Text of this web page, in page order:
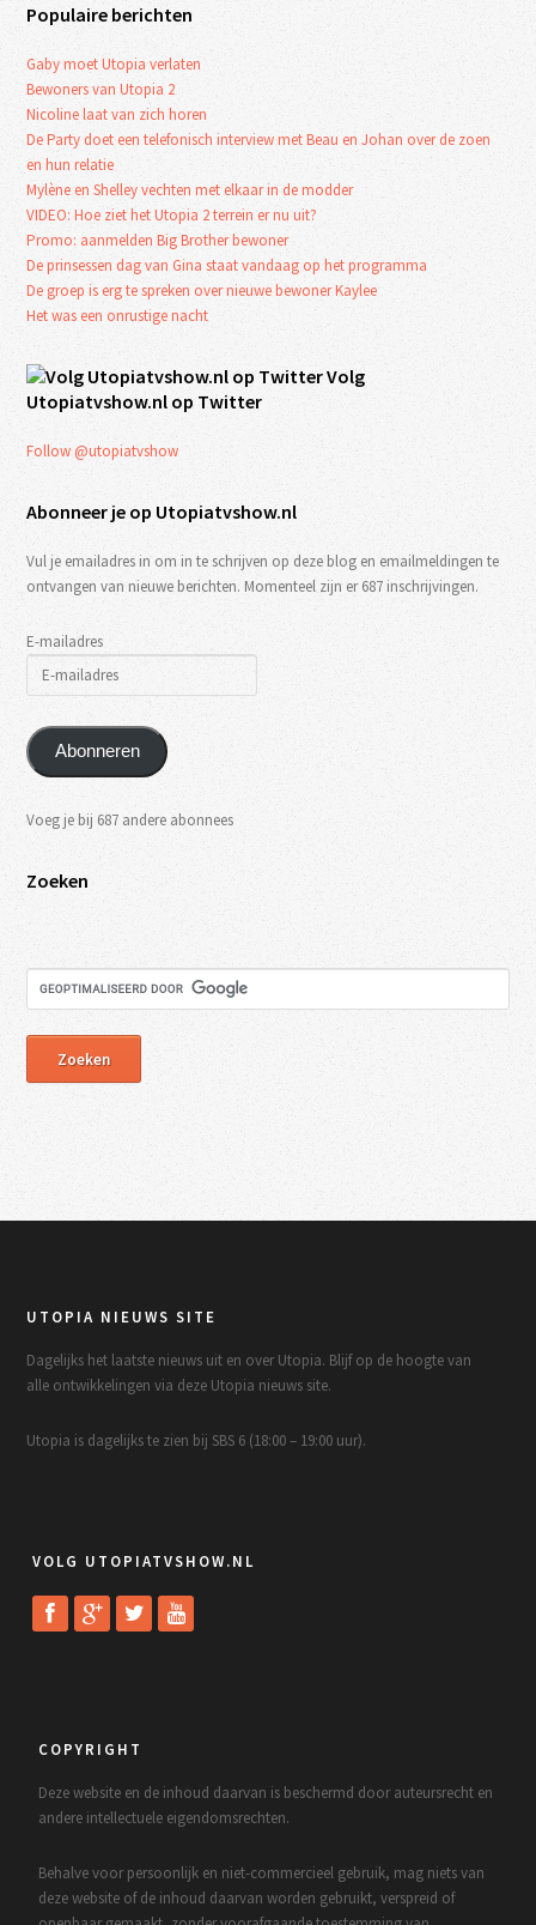
Populaire berichten
Gaby moet Utopia verlaten
Bewoners van Utopia 2
Nicoline laat van zich horen
De Party doet een telefonisch interview met Beau en Johan over de zoen
en hun relatie
Mylène en Shelley vechten met elkaar in de modder
VIDEO: Hoe ziet het Utopia 2 terrein er nu uit?
Promo: aanmelden Big Brother bewoner
De prinsessen dag van Gina staat vandaag op het programma
De groep is erg te spreken over nieuwe bewoner Kaylee
Het was een onrustige nacht
Volg
Utopiatvshow.nl op Twitter
Follow @utopiatvshow
Abonneer je op Utopiatvshow.nl
Vul je emailadres in om in te schrijven op deze blog en emailmeldingen te
ontvangen van nieuwe berichten. Momenteel zijn er 687 inschrijvingen.
E-mailadres
Abonneren
Voeg je bij 687 andere abonnees
Zoeken
UTOPIA NIEUWS SITE
Dagelijks het laatste nieuws uit en over Utopia. Blijf op de hoogte van
alle ontwikkelingen via deze Utopia nieuws site.
Utopia is dagelijks te zien bij SBS 6 (18:00 – 19:00 uur).
VOLG UTOPIATVSHOW.NL
COPYRIGHT
Deze website en de inhoud daarvan is beschermd door auteursrecht en
andere intellectuele eigendomsrechten.
Behalve voor persoonlijk en niet-commercieel gebruik, mag niets van
deze website of de inhoud daarvan worden gebruikt, verspreid of